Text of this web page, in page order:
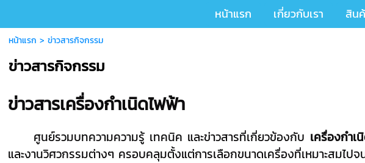
หน้าแรก เกี่ยวกับเรา สิน
หน้าแรก > ข่าวสารกิจกรรม
ข่าวสารกิจกรรม
ข่าวสารเครื่องกำเนิดไฟฟ้า
ศูนย์รวมบทความความรู้ เทคนิค และข่าวสารที่เกี่ยวข้องกับ เครื่องกำเ
และงานวิศวกรรมต่างๆ ครอบคลุมตั้งแต่การเลือกขนาดเครื่องที่เหมาะสมไ